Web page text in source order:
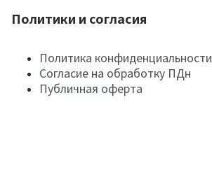
Политики и согласия
Политика конфиденциальности
Согласие на обработку ПДн
Публичная оферта